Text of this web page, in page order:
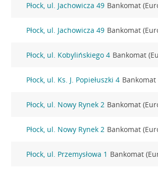
Płock, ul. Jachowicza 49 Bankomat
Płock, ul. Jachowicza 49 Bankomat
Płock, ul. Kobylińskiego 4 Bankomat
Płock, ul. Ks. J. Popiełuszki 4
Płock, ul. Nowy Rynek 2 Bankomat
Płock, ul. Nowy Rynek 2 Bankomat
Płock, ul. Przemysłowa 1 Bankomat